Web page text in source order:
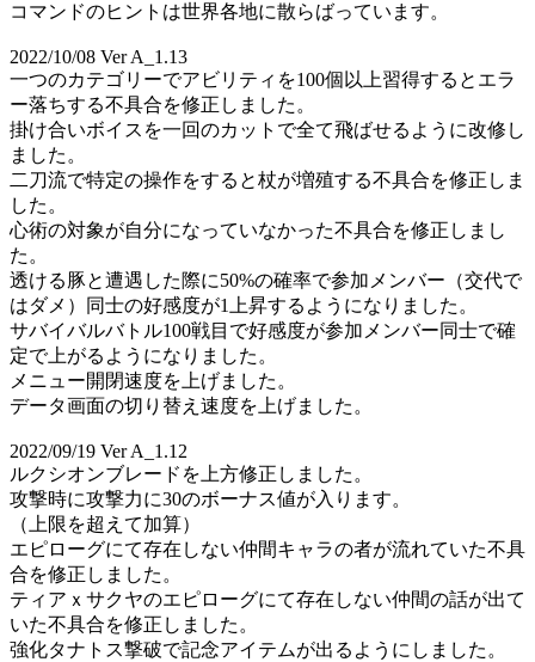
コマンドのヒントは世界各地に散らばっています。
2022/10/08 Ver A_1.13
一つのカテゴリーでアビリティを100個以上習得するとエラ
ー落ちする不具合を修正しました。
掛け合いボイスを一回のカットで全て飛ばせるように改修し
ました。
二刀流で特定の操作をすると杖が増殖する不具合を修正しま
した。
心術の対象が自分になっていなかった不具合を修正しまし
た。
透ける豚と遭遇した際に50%の確率で参加メンバー（交代で
はダメ）同士の好感度が1上昇するようになりました。
サバイバルバトル100戦目で好感度が参加メンバー同士で確
定で上がるようになりました。
メニュー開閉速度を上げました。
データ画面の切り替え速度を上げました。
2022/09/19 Ver A_1.12
ルクシオンブレードを上方修正しました。
攻撃時に攻撃力に30のボーナス値が入ります。
（上限を超えて加算）
エピローグにて存在しない仲間キャラの者が流れていた不具
合を修正しました。
ティアｘサクヤのエピローグにて存在しない仲間の話が出て
いた不具合を修正しました。
強化タナトス撃破で記念アイテムが出るようにしました。